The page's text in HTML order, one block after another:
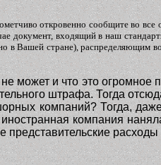
откровенно сообщите во все
документ, входящий в наш
в Вашей стране),
может и что это
штрафа. Тогда
компаний? Тогда,
компания